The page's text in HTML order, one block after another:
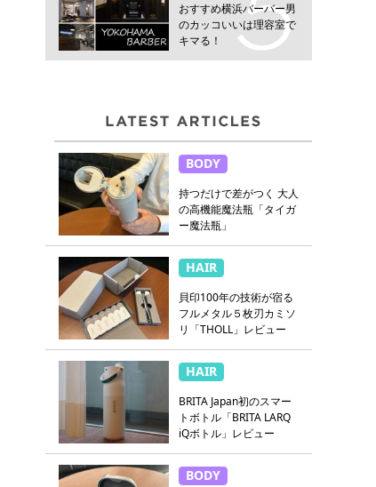
おすすめ横浜バーバー男
のカッコいいは理容室で
キマる！
BODY
持つだけで差がつく 大人
の高機能魔法瓶「タイガ
ー魔法瓶」
HAIR
貝印100年の技術が宿る
フルメタル５枚刃カミソ
リ「THOLL」レビュー
HAIR
BRITA Japan初のスマー
トボトル「BRITA LARQ
iQボトル」レビュー
BODY